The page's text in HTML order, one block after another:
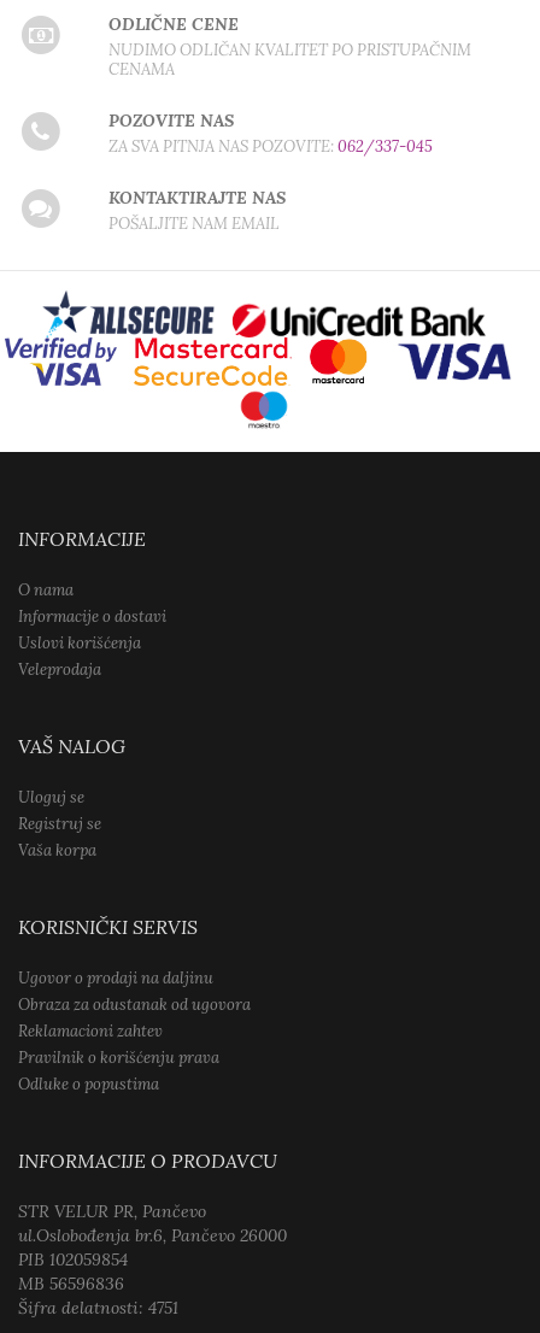
ODLIČNE CENE
NUDIMO ODLIČAN KVALITET PO PRISTUPAČNIM
CENAMA
POZOVITE NAS
ZA SVA PITNJA NAS POZOVITE:062/337-045
KONTAKTIRAJTE NAS
POŠALJITE NAM EMAIL
INFORMACIJE
O nama
Informacije o dostavi
Uslovi korišćenja
Veleprodaja
VAŠ NALOG
Uloguj se
Registruj se
Vaša korpa
KORISNIČKI SERVIS
Ugovor o prodaji na daljinu
Obraza za odustanak od ugovora
Reklamacioni zahtev
Pravilnik o korišćenju prava
Odluke o popustima
INFORMACIJE O PRODAVCU
STR VELUR PR, Pančevo
ul.Oslobođenja br.6, Pančevo 26000
PIB 102059854
MB 56596836
Šifra delatnosti: 4751